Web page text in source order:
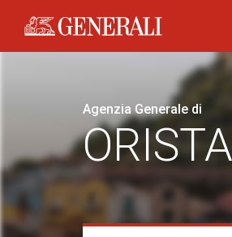
Generali logo
Agenzia Generale di